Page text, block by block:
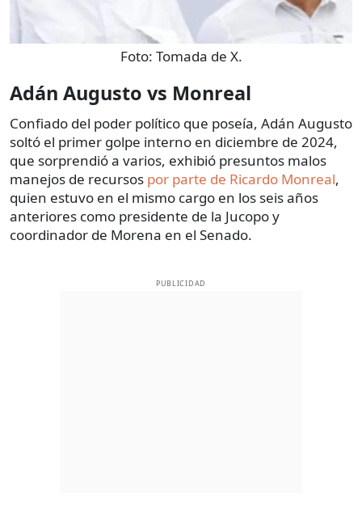
Foto: Tomada de X.
Adán Augusto vs Monreal
Confiado del poder político que poseía, Adán Augusto
soltó el primer golpe interno en diciembre de 2024,
que sorprendió a varios, exhibió presuntos malos
manejos de recursos por parte de Ricardo Monreal,
quien estuvo en el mismo cargo en los seis años
anteriores como presidente de la Jucopo y
coordinador de Morena en el Senado.
PUBLICIDAD